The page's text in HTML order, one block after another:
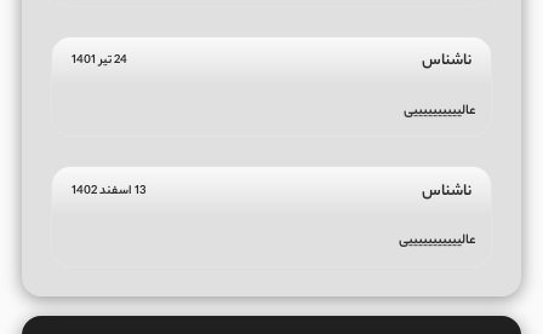
ناشناس 24 تیر 1401
عالییییییییییی
ناشناس 13 اسفند 1402
عالیییییییییییی